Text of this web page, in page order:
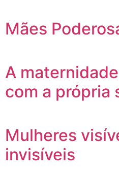
Mães
A
com a própria
Mulheres
invisíveis